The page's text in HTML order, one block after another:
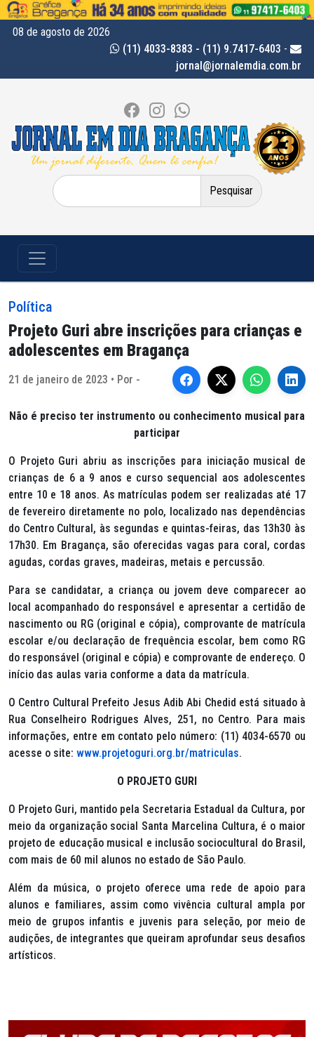
08 de agosto de 2026
(11) 4033-8383 - (11) 9.7417-6403 -
jornal@jornalemdia.com.br
Pesquisar
por:
Política
Projeto Guri abre inscrições para crianças e
adolescentes em Bragança
21 de janeiro de 2023 • Por -
Não é preciso ter instrumento ou conhecimento musical para
participar
O Projeto Guri abriu as inscrições para iniciação musical de
crianças de 6 a 9 anos e curso sequencial aos adolescentes
entre 10 e 18 anos. As matrículas podem ser realizadas até 17
de fevereiro diretamente no polo, localizado nas dependências
do Centro Cultural, às segundas e quintas-feiras, das 13h30 às
17h30. Em Bragança, são oferecidas vagas para coral, cordas
agudas, cordas graves, madeiras, metais e percussão.
Para se candidatar, a criança ou jovem deve comparecer ao
local acompanhado do responsável e apresentar a certidão de
nascimento ou RG (original e cópia), comprovante de matrícula
escolar e/ou declaração de frequência escolar, bem como RG
do responsável (original e cópia) e comprovante de endereço. O
início das aulas varia conforme a data da matrícula.
O Centro Cultural Prefeito Jesus Adib Abi Chedid está situado à
Rua Conselheiro Rodrigues Alves, 251, no Centro. Para mais
informações, entre em contato pelo número: (11) 4034-6570 ou
acesse o site: www.projetoguri.org.br/matriculas.
O PROJETO GURI
O Projeto Guri, mantido pela Secretaria Estadual da Cultura, por
meio da organização social Santa Marcelina Cultura, é o maior
projeto de educação musical e inclusão sociocultural do Brasil,
com mais de 60 mil alunos no estado de São Paulo.
Além da música, o projeto oferece uma rede de apoio para
alunos e familiares, assim como vivência cultural ampla por
meio de grupos infantis e juvenis para seleção, por meio de
audições, de integrantes que queiram aprofundar seus desafios
artísticos.